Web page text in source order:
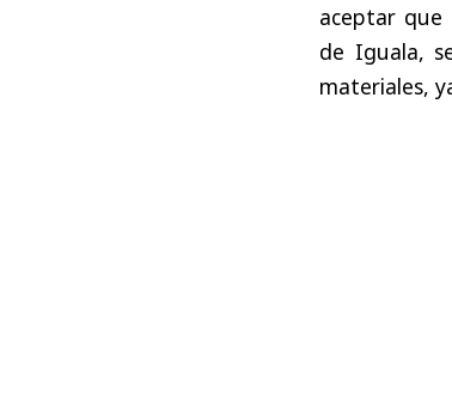
aceptar que
de Iguala,
materiales,